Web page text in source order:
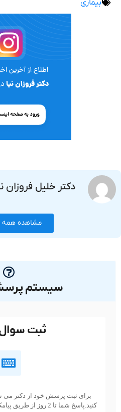
بیماری
دکتر خلیل فروزان
مشاهده همه
سیستم
ثبت
برای ثبت پرسش خود از دکتر می
کنید.پاسخ شما تا 2